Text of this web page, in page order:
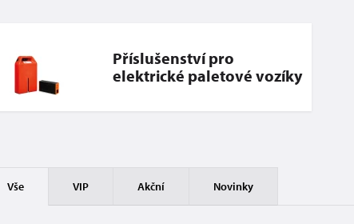
Příslušenství pro
elektrické paletové vozíky
Vše VIP Akční Novinky